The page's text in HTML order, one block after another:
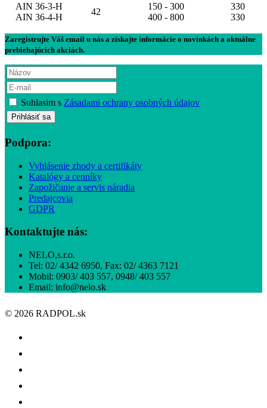
AIN 36-3-H
AIN 36-4-H
42
150 - 300
400 - 800
330
330
Zaregistrujte Váš email u nás a získajte informácie o novinkách a aktuálne
prebiehajúcich akciách.
Suhlasim s Zásadami ochrany osobných údajov
Podpora:
Vyhlásenie zhody a certifikáty
Katalógy a cenníky
Zapožičanie a servis náradia
Predajcovia
GDPR
Kontaktujte nás:
NELO,s.r.o.
Tel: 02/ 4342 6950, Fax: 02/ 4363 7121
Mobil: 0903/ 403 557, 0948/ 403 557
Email: info@nelo.sk
© 2026 RADPOL.sk